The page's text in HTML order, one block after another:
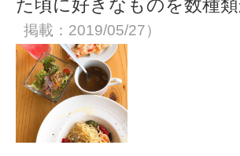
た頃に好きなものを数種
掲載：2019/05/27）